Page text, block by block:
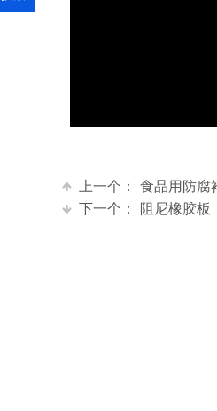
上一个：
食品用防腐
下一个：
阻尼橡胶板